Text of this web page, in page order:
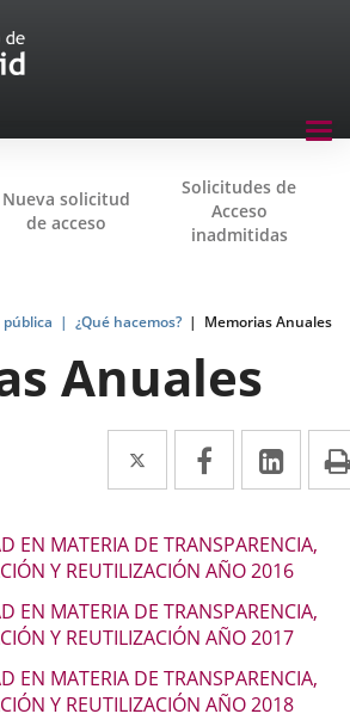
Nueva solicitud
de acceso
Solicitudes de
Acceso
inadmitidas
¿Qué hacemos? Memorias Anuales
Anuales
Twitter
Enlace
a
una
aplicación
externa.
Facebook
Enlace
a
una
aplicación
externa.
a
una
EN MATERIA DE TRANSPARENCIA,
Y REUTILIZACIÓN AÑO 2016
EN MATERIA DE TRANSPARENCIA,
Y REUTILIZACIÓN AÑO 2017
EN MATERIA DE TRANSPARENCIA,
Y REUTILIZACIÓN AÑO 2018